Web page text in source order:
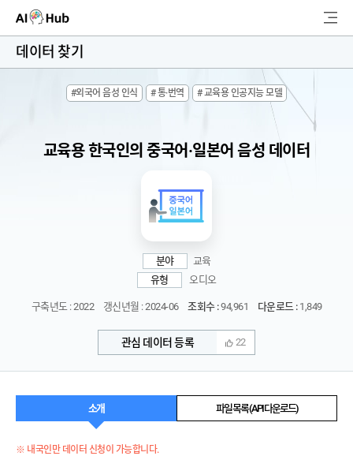
AI-Hub
AI 데이터찾기
AI 개발지원
색
데이터 찾기
#외국어 음성 인식 # 통·번역 # 교육용 인공지능 모델
교육용 한국인의 중국어·일본어 음성 데이터
분야
교육
유형
오디오
구축년도 : 2022 갱신년월 : 2024-06 조회수 :94,961 다운로드 :1,849
관심 데이터 등록 22
소개 파일 목록 (API 다운로드)
※ 내국인만 데이터 신청이 가능합니다.